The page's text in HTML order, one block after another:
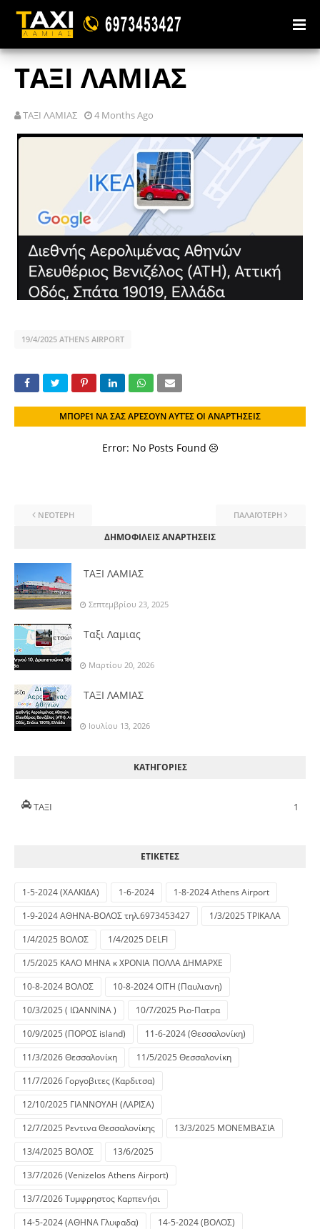
ΤΑΞΙ ΛΑΜΙΑΣ
ΤΑΞΙ ΛΑΜΙΑΣ 4 Months Ago
19/4/2025 ATHENS AIRPORT
ΜΠΟΡΕΊ ΝΑ ΣΑΣ ΑΡΈΣΟΥΝ ΑΥΤΈΣ ΟΙ ΑΝΑΡΤΉΣΕΙΣ
Error: No Posts Found
ΝΕΌΤΕΡΗ ΠΑΛΑΙΌΤΕΡΗ
ΔΗΜΟΦΙΛΕΙΣ ΑΝΑΡΤΗΣΕΙΣ
ΤΑΞΙ ΛΑΜΙΑΣ
Σεπτεμβρίου 23, 2025
Ταξι Λαμιας
Μαρτίου 20, 2026
ΤΑΞΙ ΛΑΜΙΑΣ
Ιουλίου 13, 2026
ΚΑΤΗΓΟΡΙΕΣ
ΤΑΞΙ 1
ΕΤΙΚΕΤΕΣ
1-5-2024 (ΧΑΛΚΙΔΑ) 1-6-2024
1-8-2024 Athens Airport
1-9-2024 ΑΘΗΝΑ-ΒΟΛΟΣ τηλ.6973453427
1/3/2025 ΤΡΙΚΑΛΑ
1/4/2025 ΒΟΛΟΣ
1/4/2025 DELFI
1/5/2025 ΚΑΛΟ ΜΗΝΑ κ ΧΡΟΝΙΑ ΠΟΛΛΑ ΔΗΜΑΡΧΕ
10-8-2024 ΒΟΛΟΣ
10-8-2024 ΟΙΤΗ (Παυλιανη)
10/3/2025 ( ΙΩΑΝΝΙΝΑ )
10/7/2025 Ριο-Πατρα
10/9/2025 (ΠΟΡΟΣ island)
11-6-2024 (Θεσσαλονίκη)
11/3/2026 Θεσσαλονίκη
11/5/2025 Θεσσαλονίκη
11/7/2026 Γοργοβιτες (Καρδιτσα)
12/10/2025 ΓΙΑΝΝΟΥΛΗ (ΛΑΡΙΣΑ)
12/7/2025 Ρεντινα Θεσσαλονίκης
13/3/2025 ΜΟΝΕΜΒΑΣΙΑ
13/4/2025 ΒΟΛΟΣ
13/6/2025
13/7/2026 (Venizelos Athens Airport)
13/7/2026 Τυμφρηστος Καρπενήσι
14-5-2024 (ΑΘΗΝΑ Γλυφαδα)
14-5-2024 (ΒΟΛΟΣ)